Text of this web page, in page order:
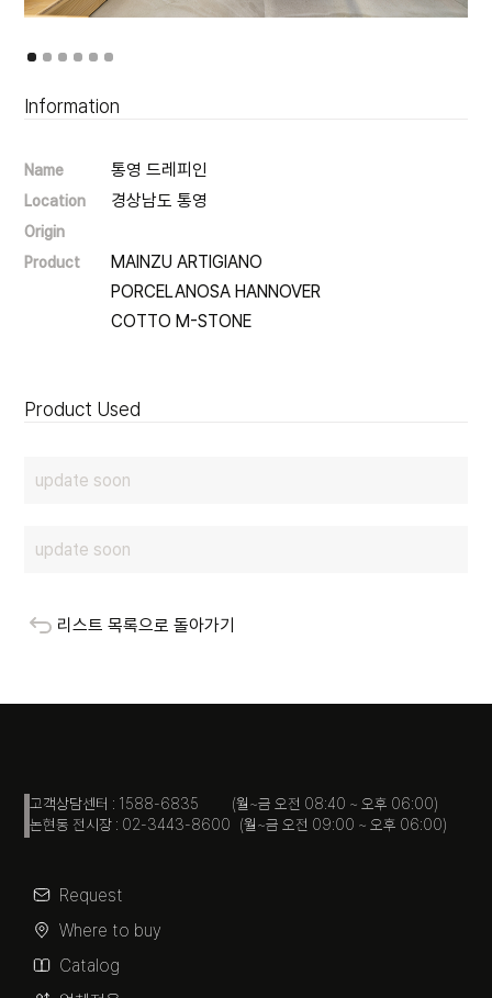
Information
Name 통영 드레피인
Location 경상남도 통영
Origin
Product
MAINZU ARTIGIANO
PORCELANOSA HANNOVER
COTTO M-STONE
Product Used
update soon
update soon
리스트 목록으로 돌아가기
고객상담센터 : 1588-6835 (월~금 오전 08:40 ~ 오후 06:00)
논현동 전시장 : 02-3443-8600 (월~금 오전 09:00 ~ 오후 06:00)
Request
Where to buy
Catalog